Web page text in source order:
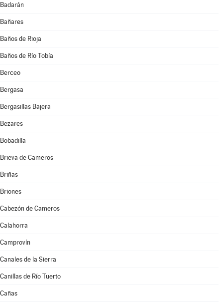
Badarán
Bañares
Baños de Rioja
Baños de Río Tobía
Berceo
Bergasa
Bergasillas Bajera
Bezares
Bobadilla
Brieva de Cameros
Briñas
Briones
Cabezón de Cameros
Calahorra
Camprovín
Canales de la Sierra
Canillas de Río Tuerto
Cañas